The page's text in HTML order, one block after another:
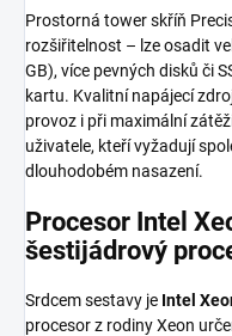
Prostorná tower skříň
rozšiřitelnost – lze osadit
GB), více pevných disků či
kartu. Kvalitní napájecí
provoz i při maximální
uživatele, kteří vyžadují
dlouhodobém nasazení.
Procesor Intel
šestijádrový
Srdcem sestavy je Intel
procesor z rodiny Xeon